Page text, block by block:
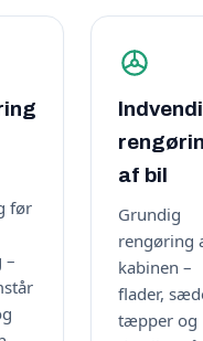
før
–
af bil
Grundig
rengøring
kabinen –
flader,
tæpper og